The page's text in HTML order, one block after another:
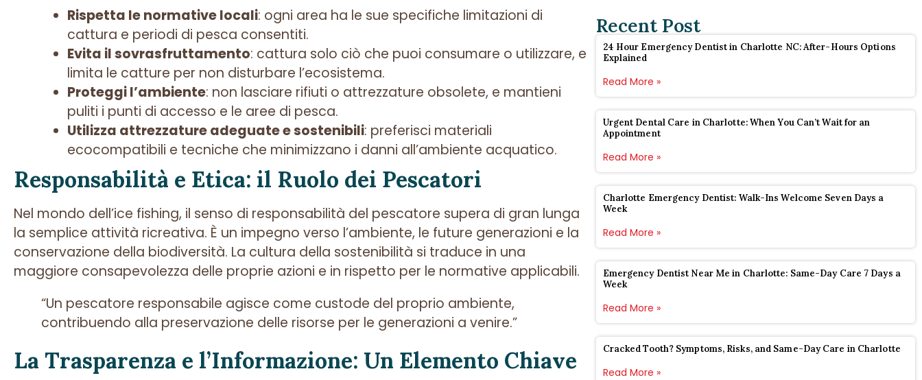
Rispetta le normative locali: ogni area ha le sue specifiche limitazioni di
cattura e periodi di pesca consentiti.
Evita il sovrasfruttamento: cattura solo ciò che puoi consumare o utilizzare, e
limita le catture per non disturbare l’ecosistema.
Proteggi l’ambiente: non lasciare rifiuti o attrezzature obsolete, e mantieni
puliti i punti di accesso e le aree di pesca.
Utilizza attrezzature adeguate e sostenibili: preferisci materiali
ecocompatibili e tecniche che minimizzano i danni all’ambiente acquatico.
Responsabilità e Etica: il Ruolo dei Pescatori
Nel mondo dell’ice fishing, il senso di responsabilità del pescatore supera di gran lunga
la semplice attività ricreativa. È un impegno verso l’ambiente, le future generazioni e la
conservazione della biodiversità. La cultura della sostenibilità si traduce in una
maggiore consapevolezza delle proprie azioni e in rispetto per le normative applicabili.
“Un pescatore responsabile agisce come custode del proprio ambiente,
contribuendo alla preservazione delle risorse per le generazioni a venire.”
La Trasparenza e l’Informazione: Un Elemento Chiave
Recent Post
24 Hour Emergency Dentist in Charlotte NC: After-Hours Options
Explained
Read More »
Urgent Dental Care in Charlotte: When You Can’t Wait for an
Appointment
Read More »
Charlotte Emergency Dentist: Walk-Ins Welcome Seven Days a
Week
Read More »
Emergency Dentist Near Me in Charlotte: Same-Day Care 7 Days a
Week
Read More »
Cracked Tooth? Symptoms, Risks, and Same-Day Care in Charlotte
Read More »